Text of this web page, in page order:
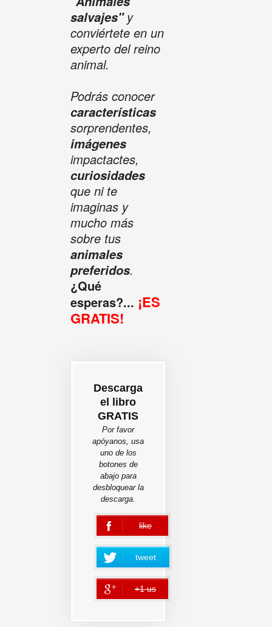
salvajes"y
conviértete en un
experto del reino
animal.
Podrás conocer
características
sorprendentes,
imágenes
impactactes,
curiosidades
que ni te
imaginas y
mucho más
sobre tus
animales
preferidos.
¿Qué
esperas?... ¡ES
GRATIS!
Descarga
el libro
GRATIS
Por favor
apóyanos, usa
uno de los
botones de
abajo para
desbloquear la
descarga.
like
error
tweet
+1 us
error